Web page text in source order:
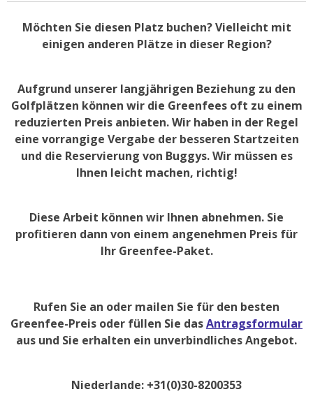
Möchten Sie diesen Platz buchen? Vielleicht mit
einigen anderen Plätze in dieser Region?
Aufgrund unserer langjährigen Beziehung zu den
Golfplätzen können wir die Greenfees oft zu einem
reduzierten Preis anbieten. Wir haben in der Regel
eine vorrangige Vergabe der besseren Startzeiten
und die Reservierung von Buggys. Wir müssen es
Ihnen leicht machen, richtig!
Diese Arbeit können wir Ihnen abnehmen. Sie
profitieren dann von einem angenehmen Preis für
Ihr Greenfee-Paket.
Rufen Sie an oder mailen Sie für den besten
Greenfee-Preis oder füllen Sie dasAntragsformular
aus und Sie erhalten ein unverbindliches Angebot.
Niederlande: +31(0)30-8200353